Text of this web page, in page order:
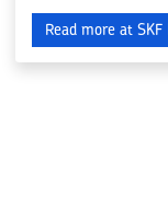
Read more at